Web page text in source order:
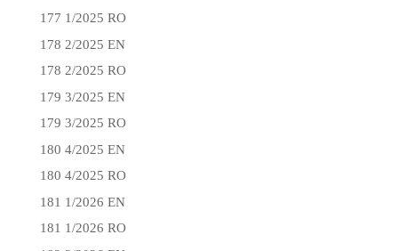
177 1/2025 RO
178 2/2025 EN
178 2/2025 RO
179 3/2025 EN
179 3/2025 RO
180 4/2025 EN
180 4/2025 RO
181 1/2026 EN
181 1/2026 RO